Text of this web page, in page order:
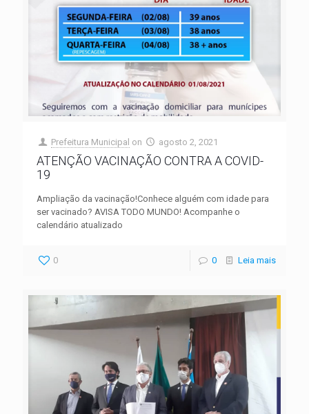
Prefeitura Municipal on agosto 2, 2021
ATENÇÃO VACINAÇÃO CONTRA A COVID-
19
Ampliação da vacinação!Conhece alguém com idade para
ser vacinado? AVISA TODO MUNDO! Acompanhe o
calendário atualizado
0 0 Leia mais